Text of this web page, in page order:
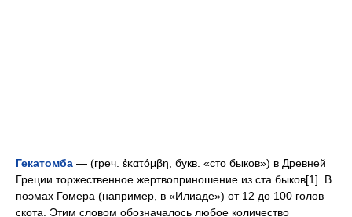
Гекатомба — (греч. ἑκατόμβη, букв. «сто быков») в Древней
Греции торжественное жертвоприношение из ста быков[1]. В
поэмах Гомера (например, в «Илиаде») от 12 до 100 голов
скота. Этим словом обозначалось любое количество